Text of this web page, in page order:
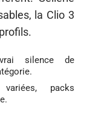
la Clio 3
silence de
packs